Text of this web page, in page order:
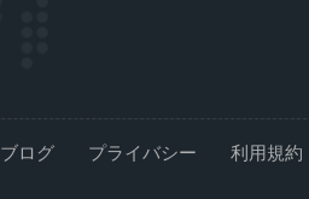
ブログ プライバシー 利用規約